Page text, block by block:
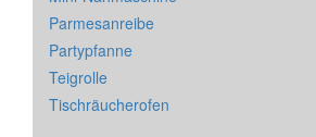
Parmesanreibe
Partypfanne
Teigrolle
Tischräucherofen